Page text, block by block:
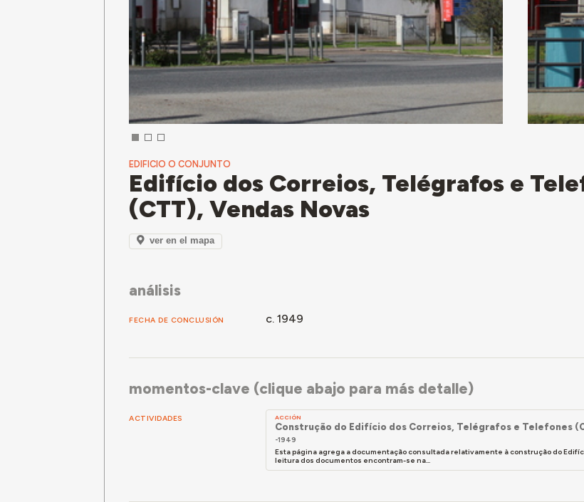
EDIFICIO O CONJUNTO
Edifício dos Correios, Telégrafos e
(CTT), Vendas Novas
ver en el mapa
análisis
FECHA DE CONCLUSIÓN c. 1949
momentos-clave (clique abajo para más detalle)
ACTIVIDADES ACCIÓN
Construção do Edifício dos Correios, Telégrafos e Telefones
-1949
Esta página agrega a documentação consultada relativamente à construção do
leitura dos documentos encontram-se na...